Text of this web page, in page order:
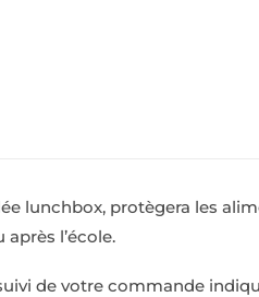
lunchbox, protègera les
l’école.
de votre commande